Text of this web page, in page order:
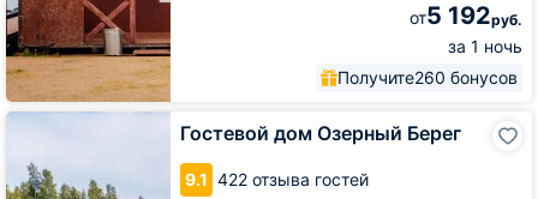
от5 192руб.
за 1 ночь
Получите260 бонусов
Гостевой дом Озерный Берег
9.1 422 отзыва гостей
Гостевой
Озерный
Берег